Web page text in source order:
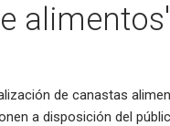
de canastas
a disposición del